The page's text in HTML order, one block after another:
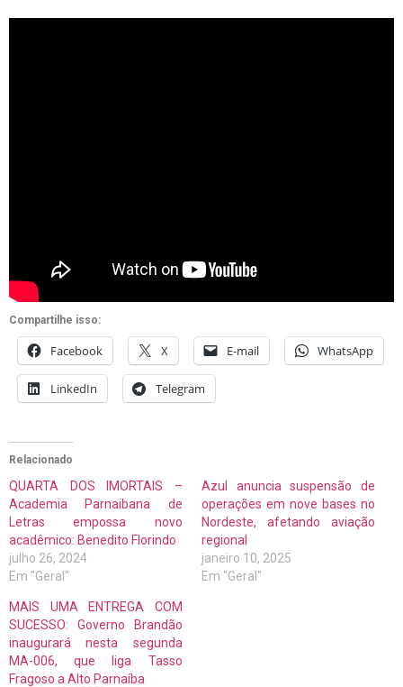
Compartilhe isso:
Facebook X E-mail WhatsApp
LinkedIn Telegram
Relacionado
QUARTA DOS IMORTAIS –
Academia Parnaibana de
Letras empossa novo
acadêmico: Benedito Florindo
julho 26, 2024
Em "Geral"
Azul anuncia suspensão de
operações em nove bases no
Nordeste, afetando aviação
regional
janeiro 10, 2025
Em "Geral"
MAIS UMA ENTREGA COM
SUCESSO: Governo Brandão
inaugurará nesta segunda
MA-006, que liga Tasso
Fragoso a Alto Parnaíba